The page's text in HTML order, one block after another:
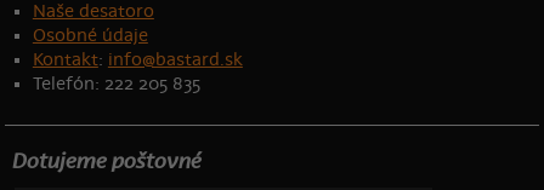
Naše desatoro
Osobné údaje
Kontakt: info@bastard.sk
Telefón: 222 205 835
Dotujeme poštovné